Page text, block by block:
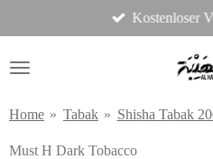
Hauptinhalt
springen
Kostenloser
Home » Tabak » Shisha Tabak
Must H Dark Tobacco